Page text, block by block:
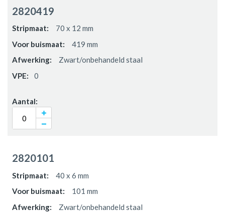
2820419
70 x 12 mm
419 mm
Zwart/onbehandeld staal
0
2820101
40 x 6 mm
101 mm
Zwart/onbehandeld staal